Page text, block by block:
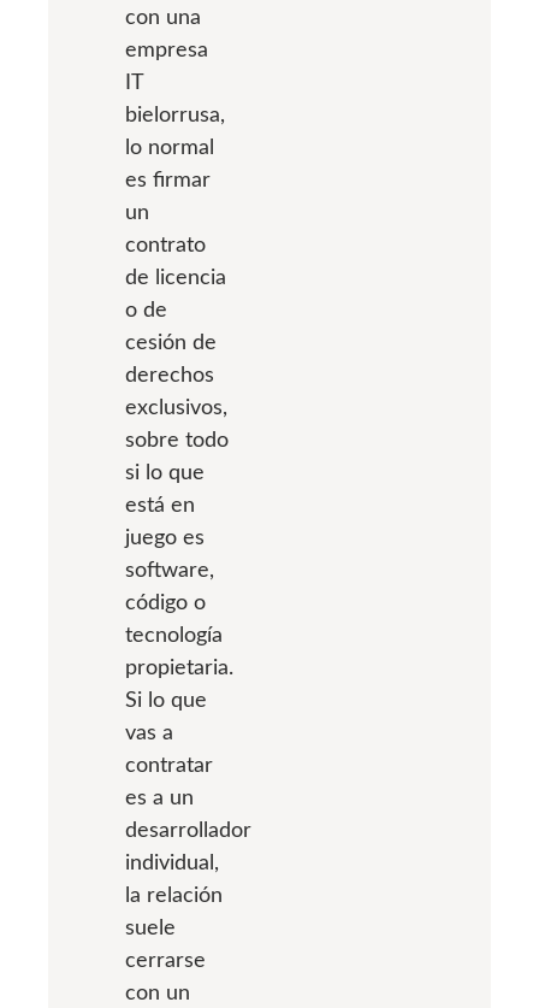
con una
empresa
IT
bielorrusa,
lo normal
es firmar
un
contrato
de licencia
o de
cesión de
derechos
exclusivos,
sobre todo
si lo que
está en
juego es
software,
código o
tecnología
propietaria.
Si lo que
vas a
contratar
es a un
desarrollador
individual,
la relación
suele
cerrarse
con un